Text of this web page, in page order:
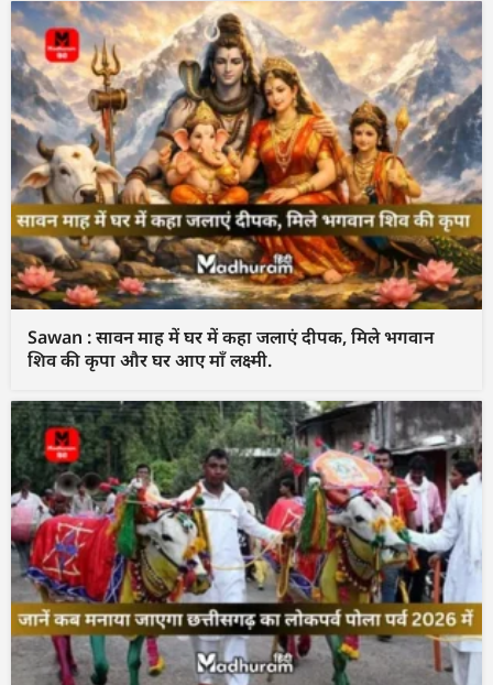
Sawan : सावन माह में घर में कहा जलाएं दीपक, मिले भगवान
शिव की कृपा और घर आए माँ लक्ष्मी.